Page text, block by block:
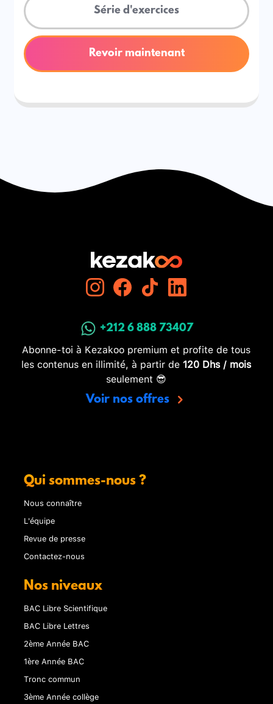
Série d'exercices
Revoir maintenant
+212 6 888 73407
Abonne-toi à Kezakoo premium et profite de tous
les contenus en illimité, à partir de 120 Dhs / mois
seulement 😎
Voir nos offres
Qui sommes-nous ?
Nous connaître
L'équipe
Revue de presse
Contactez-nous
Nos niveaux
BAC Libre Scientifique
BAC Libre Lettres
2ème Année BAC
1ère Année BAC
Tronc commun
3ème Année collège